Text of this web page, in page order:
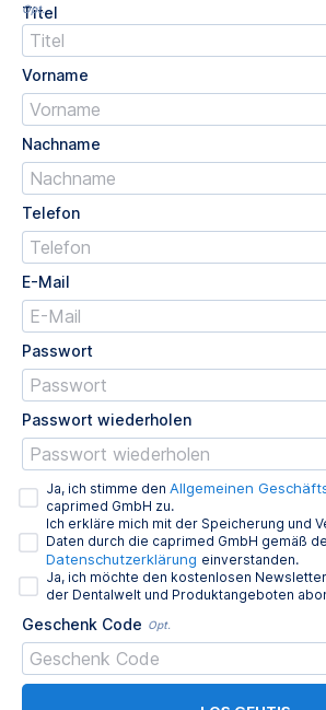
Titel
Opt.
Vorname
Nachname
Telefon
E-Mail
Passwort
Passwort wiederholen
Ja, ich stimme den Allgemeinen
caprimed GmbH zu.
Ich erkläre mich mit der Speicherung und
Daten durch die caprimed GmbH gemäß
Datenschutzerklärung einverstanden.
Ja, ich möchte den kostenlosen
der Dentalwelt und Produktangeboten
Geschenk Code Opt.